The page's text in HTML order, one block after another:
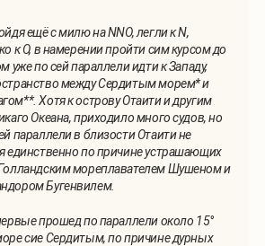
ещё с милю на NNO, легли к N,
к O, в намерении пройти сим курсом до
уже по сей параллели идти к Западу,
между Сердитым морем* и
Хотя к острову Отаити и другим
Океана, приходило много судов, но
параллели в близости Отаити не
единственно по причине устрашающих
мореплавателем Шушеном и
Бугенвилем.
прошед по параллели около 15°
сие Сердитым, по причине дурных